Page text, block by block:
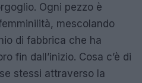
Ogni pezzo è
mescolando
di fabbrica che ha
fin dall’inizio. Cosa c’è di
stessi attraverso la